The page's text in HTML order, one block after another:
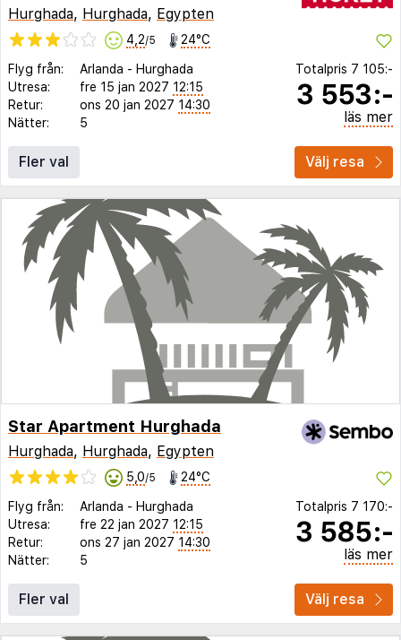
Hurghada, Hurghada, Egypten
4,2/5 24°C
Flyg från: Arlanda - Hurghada
Utresa:
fre 15 jan 2027 12:15
Retur:
ons 20 jan 2027 14:30
Nätter:
5
Totalpris 7 105:-
3 553:-
läs mer
Fler val Välj resa
Star Apartment Hurghada
Hurghada, Hurghada, Egypten
5,0/5 24°C
Flyg från: Arlanda - Hurghada
Utresa:
fre 22 jan 2027 12:15
Retur:
ons 27 jan 2027 14:30
Nätter:
5
Totalpris 7 170:-
3 585:-
läs mer
Fler val Välj resa